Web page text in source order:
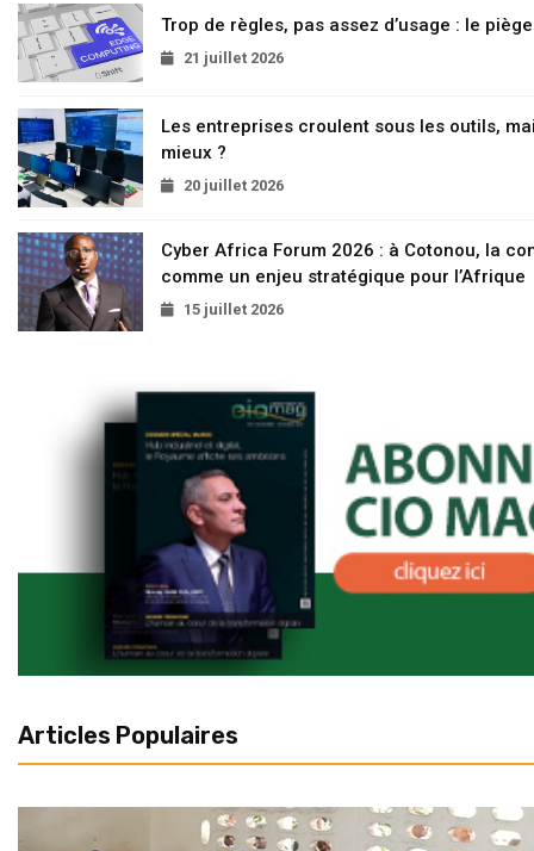
Trop de règles, pas assez d’usage : le
21 juillet 2026
Les entreprises croulent sous les outils,
mieux ?
20 juillet 2026
Cyber Africa Forum 2026 : à Cotonou, la
comme un enjeu stratégique pour l’Afrique
15 juillet 2026
Articles Populaires